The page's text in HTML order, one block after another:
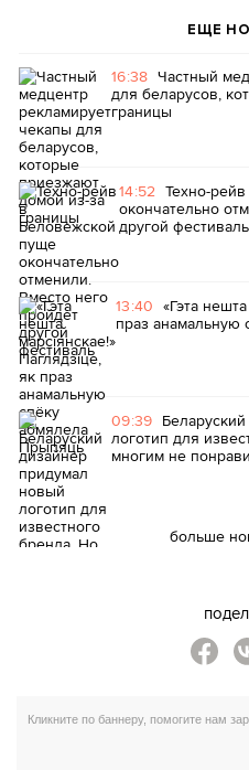
ЕЩЕ
16:38 Частный
для беларусов,
границы
14:52 Техно-
окончательно
другой фестиваль
13:40 «Гэта
праз анамальную
09:39
логотип для
многим не
больше